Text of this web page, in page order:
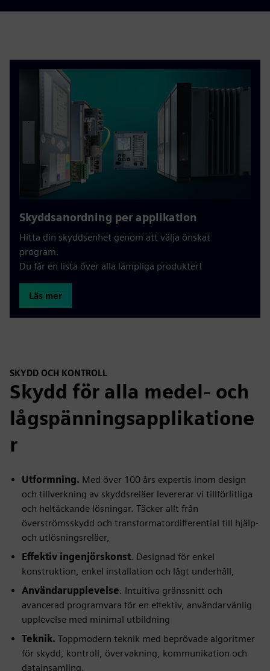
Skyddsanordning per applikation
Hitta din skyddsenhet genom att välja önskat
program.
Du får en lista över alla lämpliga produkter!
Läs mer
SKYDD OCH KONTROLL
Skydd för alla medel- och
lågspänningsapplikatione
r
Utformning. Med över 100 års expertis inom design
och tillverkning av skyddsreläer levererar vi tillförlitliga
och heltäckande lösningar. Täcker allt från
överströmsskydd och transformatordifferential till hjälp-
och utlösningsreläer,
Effektiv ingenjörskonst. Designad för enkel
konstruktion, enkel installation och lågt underhåll,
Användarupplevelse. Intuitiva gränssnitt och
avancerad programvara för en effektiv, användarvänlig
upplevelse med minimal utbildning
Teknik. Toppmodern teknik med beprövade algoritmer
för skydd, kontroll, övervakning, kommunikation och
datainsamling.